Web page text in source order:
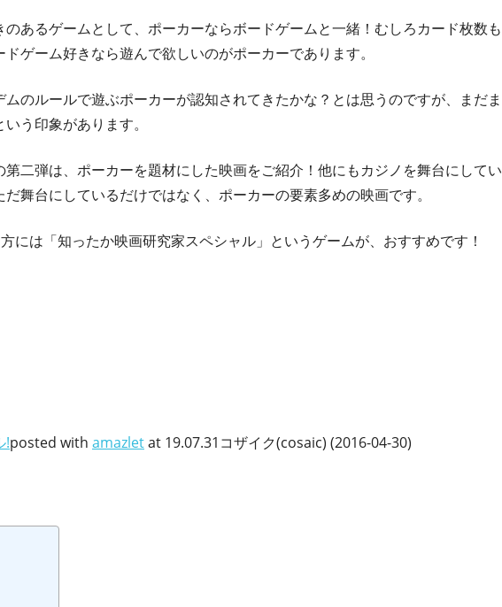
あるゲームとして、ポーカーならボードゲームと一緒！むしろカード枚数も
ゲーム好きなら遊んで欲しいのがポーカーであります。
のルールで遊ぶポーカーが認知されてきたかな？とは思うのですが、まだま
う印象があります。
二弾は、ポーカーを題材にした映画をご紹介！他にもカジノを舞台にしてい
舞台にしているだけではなく、ポーカーの要素多めの映画です。
には「知ったか映画研究家スペシャル」というゲームが、おすすめです！
!posted with amazletat 19.07.31コザイク(cosaic) (2016-04-30)